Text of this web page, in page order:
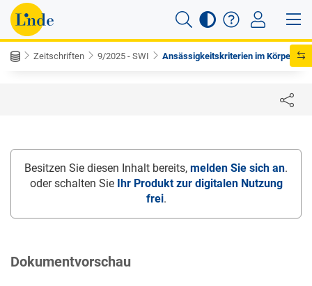
Zeitschriften 9/2025 - SWI Ansässigkeitskriterien im Körper...
Besitzen Sie diesen Inhalt bereits, melden Sie sich an.
oder schalten Sie Ihr Produkt zur digitalen Nutzung
frei.
Dokumentvorschau